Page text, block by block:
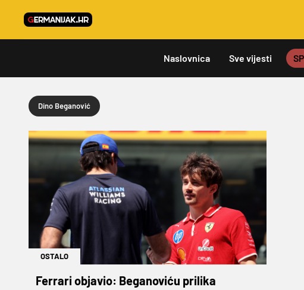
Naslovnica Sve vijesti
Dino Beganović
OSTALO
Ferrari objavio: Beganoviću prilika